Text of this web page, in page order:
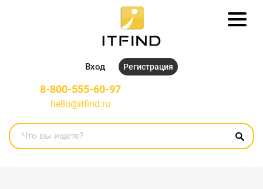
Вход Регистрация
8-800-555-60-97
hello@itfind.ru